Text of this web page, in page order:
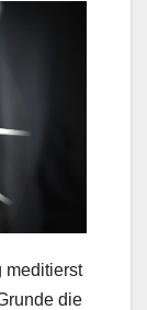
meditierst
die